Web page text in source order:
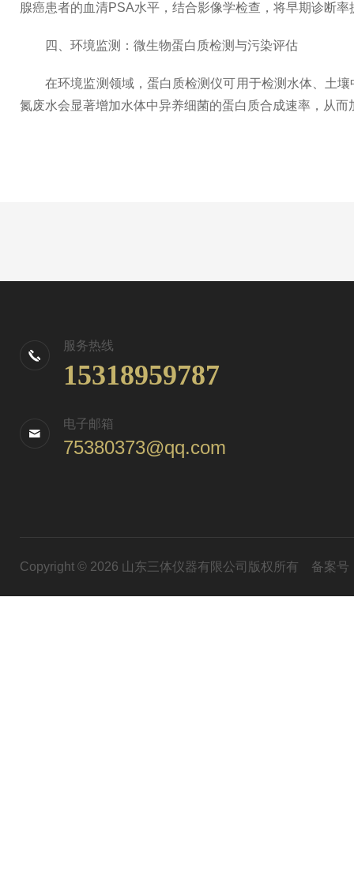
腺癌患者的血清PSA水平，结合影像学检查，将早期诊断
四、环境监测：微生物蛋白质检测与污染评估
在环境监测领域，蛋白质检测仪可用于检测水体、土壤
氮废水会显著增加水体中异养细菌的蛋白质合成速率，从
服务热线
15318959787
电子邮箱
75380373@qq.com
Copyright © 2026 山东三体仪器有限公司版权所有 备案号